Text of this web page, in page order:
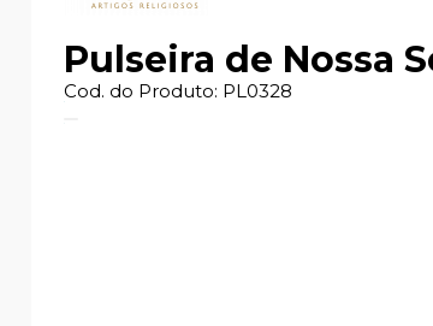
Pulseira de Nossa
Cod. do Produto: PL0328